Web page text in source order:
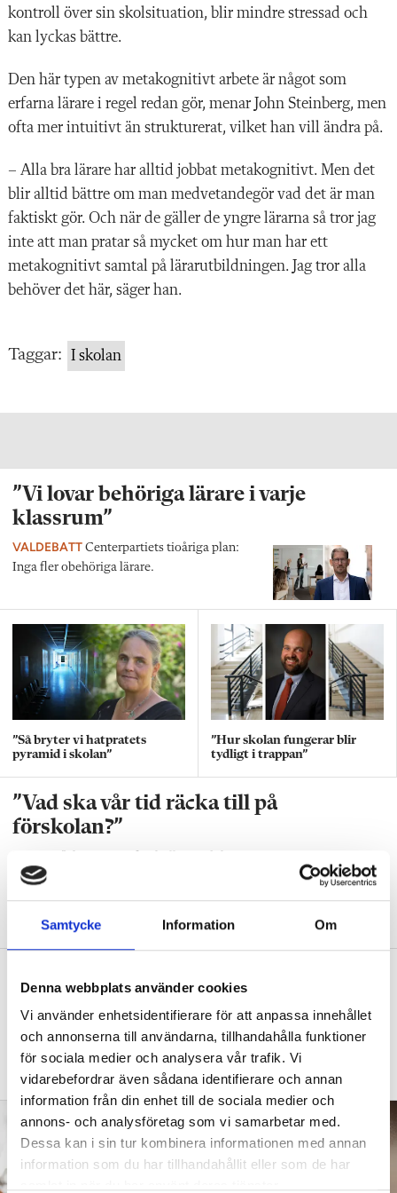
Samtycke Information Om
Denna webbplats använder cookies
Vi använder enhetsidentifierare för att anpassa innehållet
och annonserna till användarna, tillhandahålla funktioner
för sociala medier och analysera vår trafik. Vi
vidarebefordrar även sådana identifierare och annan
information från din enhet till de sociala medier och
annons- och analysföretag som vi samarbetar med.
Dessa kan i sin tur kombinera informationen med annan
information som du har tillhandahållit eller som de har
kontroll över sin skolsituation, blir mindre stressad och
kan lyckas bättre.
Den här typen av metakognitivt arbete är något som
erfarna lärare i regel redan gör, menar John Steinberg, men
ofta mer intuitivt än strukturerat, vilket han vill ändra på.
– Alla bra lärare har alltid jobbat metakognitivt. Men det
blir alltid bättre om man medvetandegör vad det är man
faktiskt gör. Och när de gäller de yngre lärarna så tror jag
inte att man pratar så mycket om hur man har ett
metakognitivt samtal på lärarutbildningen. Jag tror alla
behöver det här, säger han.
Taggar: I skolan
”Vi lovar behöriga lärare i varje
klassrum”
VALDEBATT Centerpartiets tioåriga plan:
Inga fler obehöriga lärare.
”Så bryter vi hatpratets
pyramid i skolan”
”Hur skolan fungerar blir
tydligt i trappan”
”Vad ska vår tid räcka till på
förskolan?”
damma, snygga upp i hallen, svara i telefon
barn behöver anpassas?”
”Frågan är hur skolan kan ge plats åt